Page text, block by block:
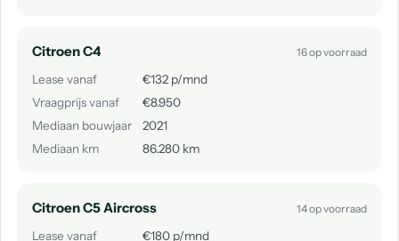
Citroen C4 16 op voorraad
Lease vanaf
€132 p/mnd
Vraagprijs vanaf
€8.950
Mediaan bouwjaar
2021
Mediaan km
86.280 km
Citroen C5 Aircross 14 op voorraad
Lease vanaf
€180 p/mnd